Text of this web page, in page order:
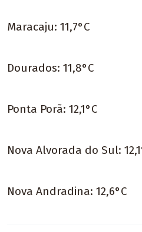
Maracaju: 11,7°C
Dourados: 11,8°C
Ponta Porã: 12,1°C
Nova Alvorada do Sul:
Nova Andradina: 12,6°C